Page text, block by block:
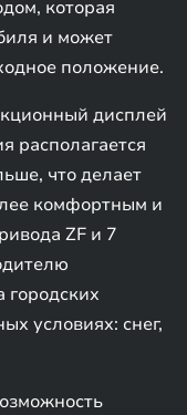
которая
и может
положение.
дисплей
располагается
что делает
комфортным и
ZF и 7
городских
условиях: снег,